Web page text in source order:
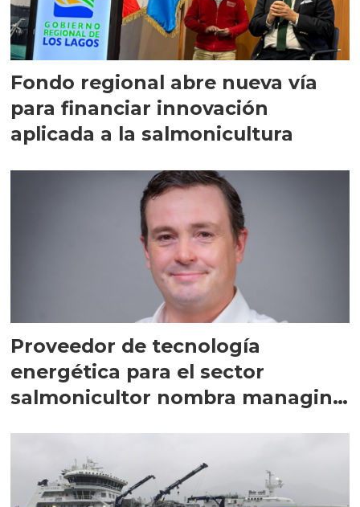
Fondo regional abre nueva vía
para financiar innovación
aplicada a la salmonicultura
Proveedor de tecnología
energética para el sector
salmonicultor nombra managing